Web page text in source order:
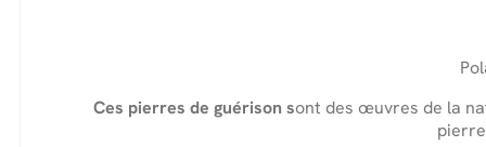
Ces pierres de guérison sont des œuvres de la